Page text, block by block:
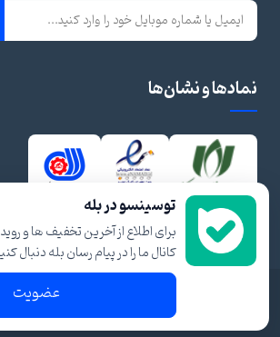
نمادها و نشان‌ها
توسینسو در بله
برای اطلاع از آخرین تخفیف ها و
کانال ما را در پیام رسان بله دنبال
عضویت